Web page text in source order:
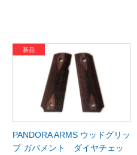
PANDORA ARMS ウッドグリッ
プ ガバメント ダイヤチェッ